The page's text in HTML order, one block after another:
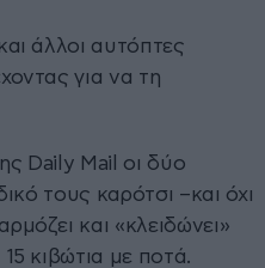
άλλοι αυτόπτες
για να τη
Daily Mail οι δύο
τους καρότσι –και όχι
και «κλειδώνει»
κιβώτια με ποτά.